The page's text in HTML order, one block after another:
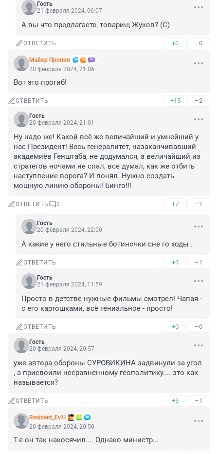
Гость
21 февраля 2024, 06:07
А вы что предлагаете, товарищ Жуков? (С)
ОТВЕТИТЬ +0 –0
Майор Пронин
20 февраля 2024, 21:06
Вот это прогиб!
ОТВЕТИТЬ +15 –2
Гость
20 февраля 2024, 21:01
Ну надо же! Какой всё же величайший и умнейший у
нас Президент! Весь генералитет, назаканчивавший
академиёв Генштаба, не додумался, а величайший из
стратегов ночами не спал, все думал, как же отбить
наступление ворога? И понял. Нужно создать
мощную линию обороны! Бинго!!!
ОТВЕТИТЬ 2 +7 –1
Гость
20 февраля 2024, 22:00
А какие у него стильные ботиночки сне го ходы .
ОТВЕТИТЬ +1 –1
Гость
21 февраля 2024, 11:59
Просто в детстве нужные фильмы смотрел! Чапая -
с его картошками, всё гениальное - просто!
ОТВЕТИТЬ +0 –0
Гость
20 февраля 2024, 20:57
уже автора обороны СУРОВИКИНА задвинули за угол
, а присвоили несравненному геополитику.... зто как
называется?
ОТВЕТИТЬ +6 –1
Resident_Ev1l
20 февраля 2024, 20:50
Т.е он так накосячил.... Однако министр...